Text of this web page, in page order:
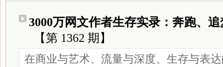
3000万网文作者生存实录：奔跑、
【第 1362 期】
在商业与艺术、流量与深度、生存与表